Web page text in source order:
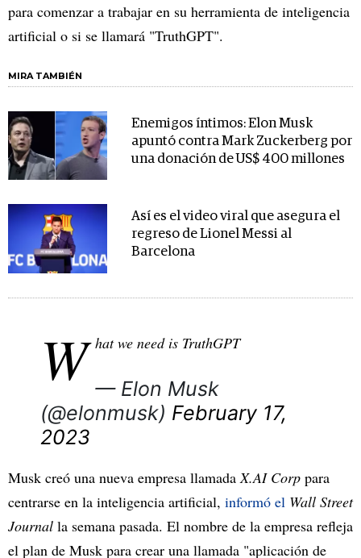
para comenzar a trabajar en su herramienta de inteligencia
artificial o si se llamará "TruthGPT".
MIRA TAMBIÉN
Enemigos íntimos: Elon Musk
apuntó contra Mark Zuckerberg por
una donación de US$ 400 millones
Así es el video viral que asegura el
regreso de Lionel Messi al
Barcelona
W hat we need is TruthGPT
— Elon Musk
(@elonmusk) February 17,
2023
Musk creó una nueva empresa llamadaX.AI Corp para
centrarse en la inteligencia artificial, informó el Wall Street
Journal la semana pasada. El nombre de la empresa refleja
el plan de Musk para crear una llamada "aplicación de